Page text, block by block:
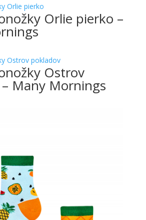
Orlie pierko –
Ostrov
Many Mornings